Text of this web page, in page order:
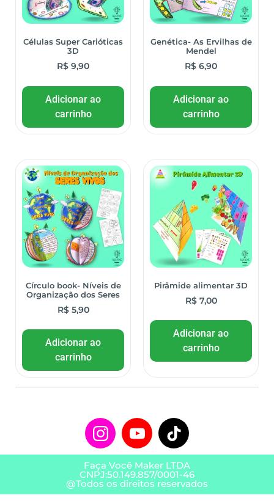
Células Super Carióticas
3D
R$ 9,90
Adicionar ao
carrinho
Genética- As Ervilhas de
Mendel
R$ 6,90
Adicionar ao
carrinho
Círculo book- Níveis de
Organização dos Seres
R$5,90
Adicionar ao
carrinho
Pirâmide alimentar 3D
R$7,00
Adicionar ao
carrinho
Faça Você Maker LTDA
CNPJ:50.149.857/0001-46
@Todos os direitos reservados